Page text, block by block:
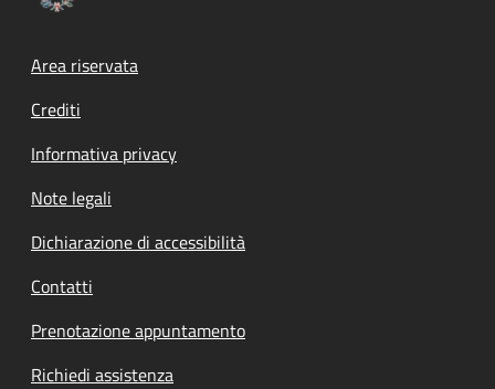
Footer menu
Area riservata
Crediti
Informativa privacy
Note legali
Dichiarazione di accessibilità
Contatti
Prenotazione appuntamento
Richiedi assistenza